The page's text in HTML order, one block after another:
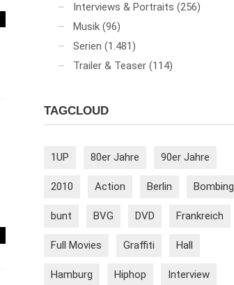
Interviews & Portraits (256)
Musik (96)
Serien (1.481)
Trailer & Teaser (114)
TAGCLOUD
1UP 80er Jahre 90er Jahre
2010 Action Berlin Bombing
bunt BVG DVD Frankreich
Full Movies Graffiti Hall
Hamburg Hiphop Interview